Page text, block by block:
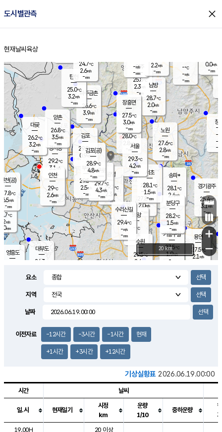
도시별관측 close
홈
현재날씨 육상
의도
℃
m/s
mm
영흥도
양주
25.8℃
2.3
-mm
과천
27.8℃
2.0m/s
- mm
용인
27.5℃
2.1 m/s
경기광주
25.4℃
3.1m/s
-mm
1.6m/s
대부도
24.3
14.5
경서동
29.2℃
3.1 m/s
-mm
파주금촌
26.6℃
3.9m/s
-mm
-℃
-m/s
-mm
대곶
26.2℃
3.2m/s
-mm
창
-
-m/
-
탄현
25.0℃
3.2m/s
-mm
0.0m/s
-mm
의왕
- ℃
m/s
mm
김포
29.0℃
0.9 m/s
mm
광명
29.7 ℃
2.3 m/s
-mm
부천
29.5℃
2.5m/s
-mm
양촌
26.8℃
3.5m/s
-mm
구로
29.7℃
4.3m/s
-mm
은평
28.0℃
2.8 m/s
- mm
노원
27.6℃
2.8m/s
-mm
송파*
28.1℃
2.4m/s
-mm
서초
28.1℃
1.5m/s
-mm
남방
28.7℃
2.0m/s
-mm
기흥구갈
27.5℃
1.9m/s
-
수리산길
29.4℃
-m/s
-mm
분당구
28.2℃
1.5m/s
-mm
장흥면
27.5℃
3.0m/s
-mm
-m/s
-mm
인천(공)
27.8℃
6.5m/s
-mm
김포(공)
28.9℃
4.8m/s
-mm
수원
29.5℃
2.4 m/s
인천
29℃
2.6m/s
-mm
서울
29.3℃
4.2m/s
-mm
24.7℃
2.6m/s
-mm
2.2m/s
-mm
+
−
20 km
요소
지역
날짜
이전자료 -12시간 -3시간 -1시간 현재
+1시간 +3시간 +12시간
기상실황표 2026.06.19.00:00
도시별 기상실황표로 지점, 날씨, 기온, 강수, 바람, 기압등을 안내한 표입
시간 날씨
일.시 현재일기
시정
km
운량
1/10
중하운량
19.00H
20 이상